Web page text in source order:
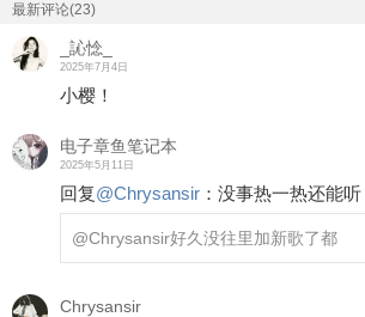
最新评论(23)
_訫惗_
2025年7月4日
小樱！
电子章鱼笔记本
2025年5月11日
回复@Chrysansir ： 没事热一热还能听
@Chrysansir好久没往里加新歌了都
Chrysansir